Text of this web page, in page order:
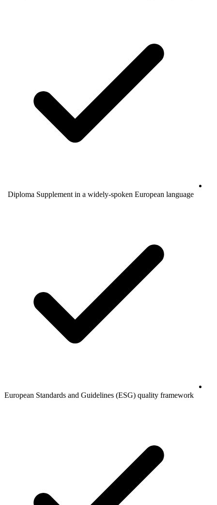
Diploma Supplement in a widely-spoken European language
European Standards and Guidelines (ESG) quality framework